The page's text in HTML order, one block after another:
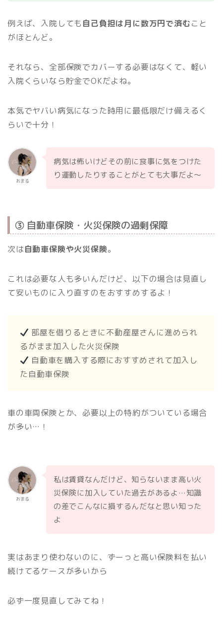
例えば、入院しても 自己負担は月に数万円で済むこと
がほとんど。
それなら、全部保険でカバーする必要はなくて、軽い
入院くらいなら貯金でOKだよね。
本気でヤバい病気になった時用に最低限だけ備えるく
らいで十分！
おまる
病気は怖いけどその前に食事に気をつけた
り運動したりすることがとても大事だよ〜
③ 自動車保険・火災保険の過剰保障
次は自動車保険や火災保険。
これは必要な人も多いんだけど、以下の場合は見直し
て安いものに入り直すのをおすすめするよ！
部屋を借りるときに不動産屋さんに進められ
るがまま加入した火災保険
自動車を購入する際におすすめされて加入し
た自動車保険
車の車両保険とか、必要以上の特約がついている場合
が多い…！
おまる
私は賃貸なんだけど、知らないまま高い火
災保険に加入していた過去があるよ…知識
の差でこんなに損するんだなと思い知った
よ
実はあまり使わないのに、ずーっと高い保険料を払い
続けてるケースが多いから
必ず一度見直してみてね！